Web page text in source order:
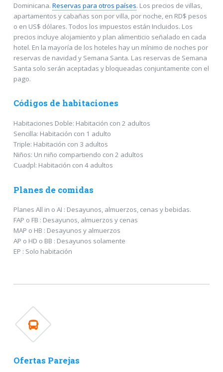
Dominicana. Reservas para otros países. Los precios de villas,
apartamentos y cabañas son por villa, por noche, en RD$ pesos
o en US$ dólares. Todos los impuestos están Incluidos. Los
precios incluye alojamiento y plan alimenticio señalado en cada
hotel. En la mayoría de los hoteles hay un mínimo de noches por
reservas de navidad y Semana Santa. Las reservas de Semana
Santa solo serán aceptadas y bloqueadas conjuntamente con el
pago.
Códigos de habitaciones
Habitaciones Doble: Habitación con 2 adultos
Sencilla: Habitación con 1 adulto
Triple: Habitación con 3 adultos
Niños: Un niño compartiendo con 2 adultos
Cuadpl: Habitación con 4 adultos
Planes de comidas
Planes All in o AI : Desayunos, almuerzos, cenas y bebidas.
FAP o FB : Desayunos, almuerzos y cenas
MAP o HB : Desayunos y almuerzos
AP o HD o BB : Desayunos solamente
EP : Solo habitación
Ofertas Parejas